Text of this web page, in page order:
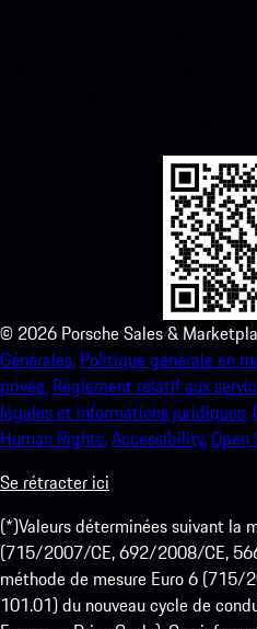
© 2026 Porsche Sales &
Générales. Politique générale en
privée. Règlement relatif aux
légales et informations juridiques.
Human Rights.Accessibility.Open
Se rétracter ici
(*)Valeurs déterminées suivant la
(715/2007/CE, 692/2008/CE,
méthode de mesure Euro 6
101.01) du nouveau cycle de